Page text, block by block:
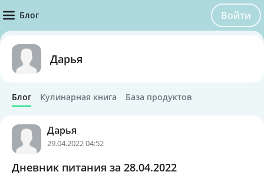
Блог Войти
Дарья
Блог Кулинарная книга База продуктов
Дарья
29.04.2022 04:52
Дневник питания за 28.04.2022